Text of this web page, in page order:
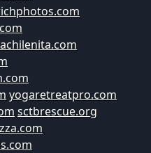
yogaretreatpro.com
sctbrescue.org